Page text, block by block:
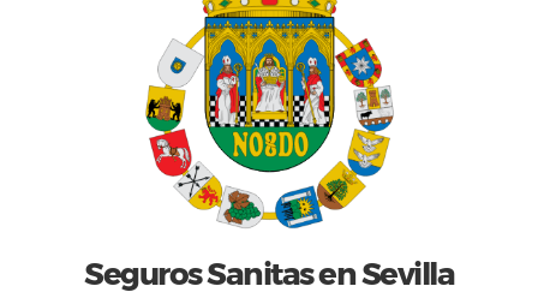
Seguros Sanitas en Sevilla